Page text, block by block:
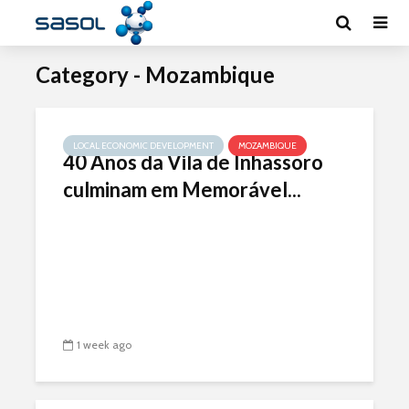
Category - Mozambique
LOCAL ECONOMIC DEVELOPMENT MOZAMBIQUE
40 Anos da Vila de Inhassoro
culminam em Memorável...
1 week ago